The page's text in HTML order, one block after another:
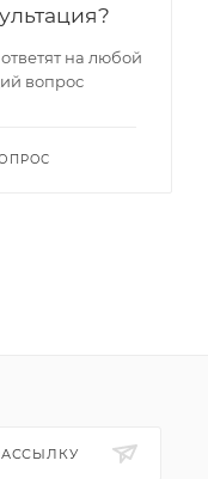
на любой
вопрос